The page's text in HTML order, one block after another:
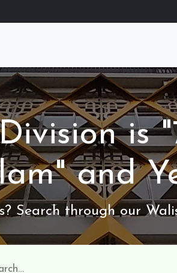
is
and
Search through our